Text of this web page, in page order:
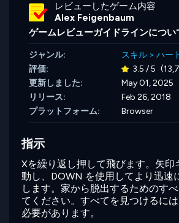
レビューしたゲーム内容
Alex Feigenbaum
ゲームレビューガイドラインについ
ジャンル: スキル > ハー
評価:
3.5 / 5
更新しました:
May 01, 2025
リリース:
Feb 26, 2018
プラットフォーム:
Browser
指示
Xを繰り返し押して飛びます。矢印
動し、DOWN を使用してより迅速
します。家から脱出するためのす
てください。すべてを見つけるに
必要があります。